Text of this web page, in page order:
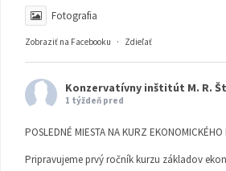
Fotografia
Zobraziť na Facebooku · Zdieľať
Konzervatívny inštitút M. R.
1 týždeň pred
POSLEDNÉ MIESTA NA KURZ
Pripravujeme prvý ročník kurzu základov